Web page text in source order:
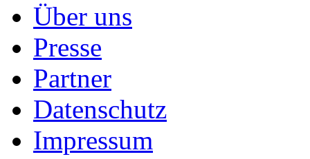
Über uns
Presse
Partner
Datenschutz
Impressum